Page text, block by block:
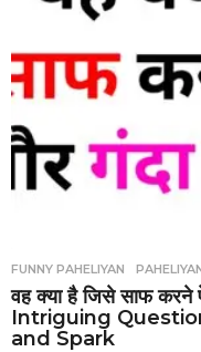
FUNNY PAHELIYAN ,
वह क्या है जिसे साफ करने
Intriguing
and Spark